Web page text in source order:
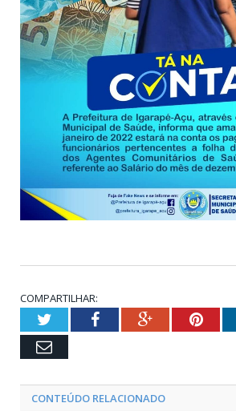
COMPARTILHAR:
TwitterFacebookGoogle+
Email
CONTEÚDO RELACIONADO